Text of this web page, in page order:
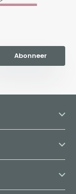
Abonneer